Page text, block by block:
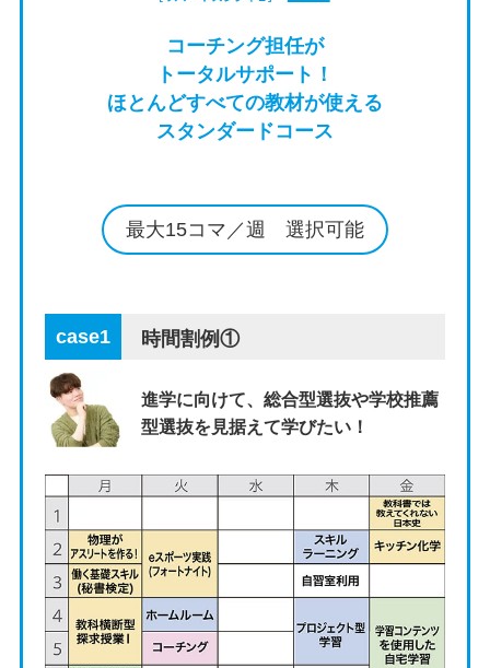
コーチング担任が
トータルサポート！
ほとんどすべての教材が使える
スタンダードコース
最大15コマ／週 選択可能
case1 時間割例①
進学に向けて、総合型選抜や学校推薦
型選抜を見据えて学びたい！